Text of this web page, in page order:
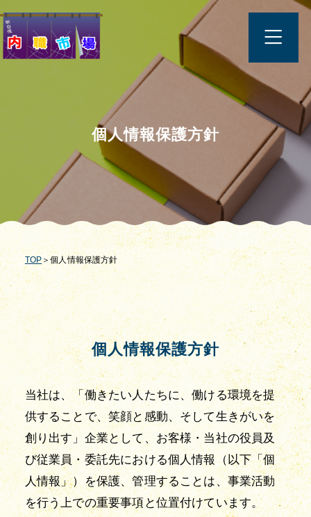
個人情報保護方針
TOP ＞個人情報保護方針
個人情報保護方針
当社は、「働きたい人たちに、働ける環境を提
供することで、笑顔と感動、そして生きがいを
創り出す」企業として、お客様・当社の役員及
び従業員・委託先における個人情報（以下「個
人情報」）を保護、管理することは、事業活動
を行う上での重要事項と位置付けています。